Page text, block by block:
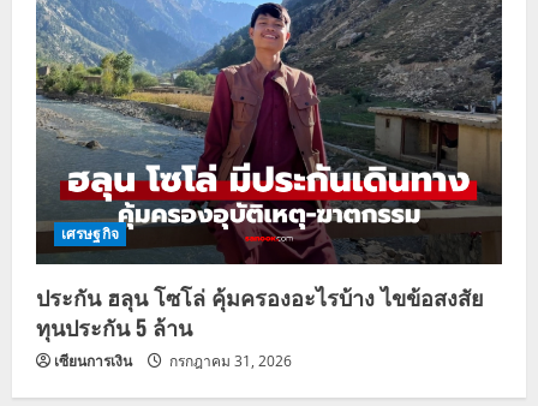
เศรษฐกิจ
ประกัน ฮลุน โซโล่ คุ้มครองอะไรบ้าง ไขข้อสงสัย
ทุนประกัน 5 ล้าน
เซียนการเงิน กรกฎาคม 31, 2026